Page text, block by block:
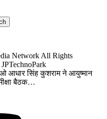
Network All Rights
आधार सिंह कुशराम ने आयुष्मान
बैठक…